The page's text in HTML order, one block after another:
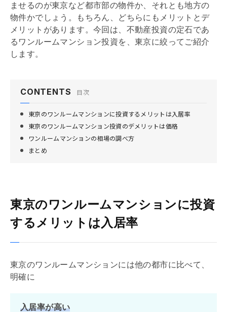
ませるのが東京など都市部の物件か、それとも地方の
物件かでしょう。もちろん、どちらにもメリットとデ
メリットがあります。今回は、不動産投資の定石であ
るワンルームマンション投資を、東京に絞ってご紹介
します。
CONTENTS 目次
東京のワンルームマンションに投資するメリットは入居率
東京のワンルームマンション投資のデメリットは価格
ワンルームマンションの相場の調べ方
まとめ
東京のワンルームマンションに投資
するメリットは入居率
東京のワンルームマンションには他の都市に比べて、
明確に
入居率が高い